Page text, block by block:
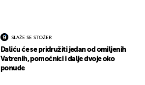
SLAŽE SE STOŽER
Daliću će se pridružiti jedan od omiljenih
Vatrenih, pomoćnici i dalje dvoje oko
ponude